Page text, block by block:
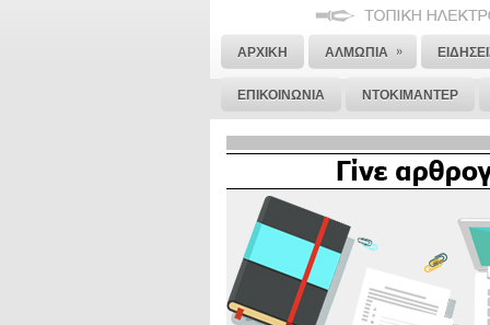
ΑΡΧΙΚΗ ΑΛΜΩΠΙΑ »
ΕΠΙΚΟΙΝΩΝΙΑ ΝΤΟΚΙΜΑΝΤΕΡ